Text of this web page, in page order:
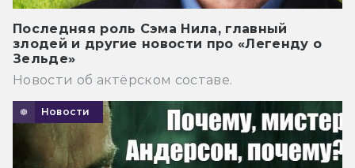
Последняя роль Сэма Нила, главный
злодей и другие новости про «Легенду о
Зельде»
Новости об актёрском составе.
Новости